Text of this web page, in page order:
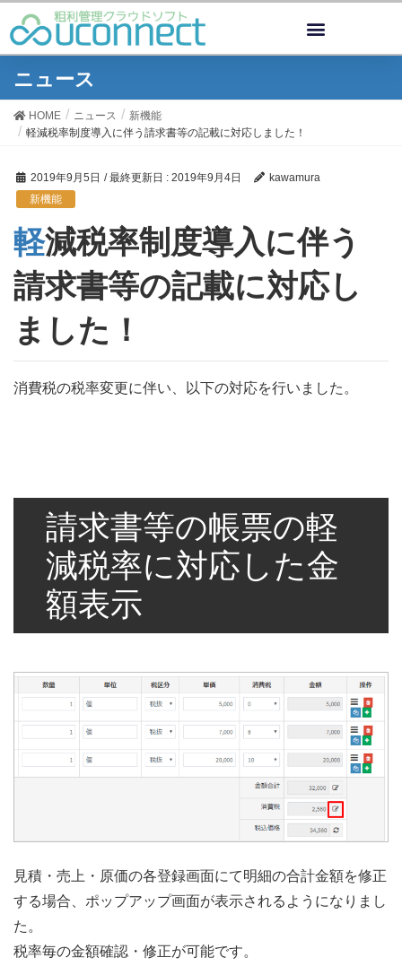
ニュース
HOME ニュース
新機能
軽減税率制度導入に伴う請求書等の記載に対応しました！
2019年9月5日 / 最終更新日 : 2019年9月4日
kawamura
新機能
軽減税率制度導入に伴う
請求書等の記載に対応し
ました！
消費税の税率変更に伴い、以下の対応を行いました。
請求書等の帳票の軽
減税率に対応した金
額表示
見積・売上・原価の各登録画面にて明細の合計金額を修正
する場合、ポップアップ画面が表示されるようになりまし
た。
税率毎の金額確認・修正が可能です。